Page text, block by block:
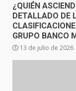
¿QUIÉN
DETALLADO DE
GRUPO BANCO
13 de julio de 2026